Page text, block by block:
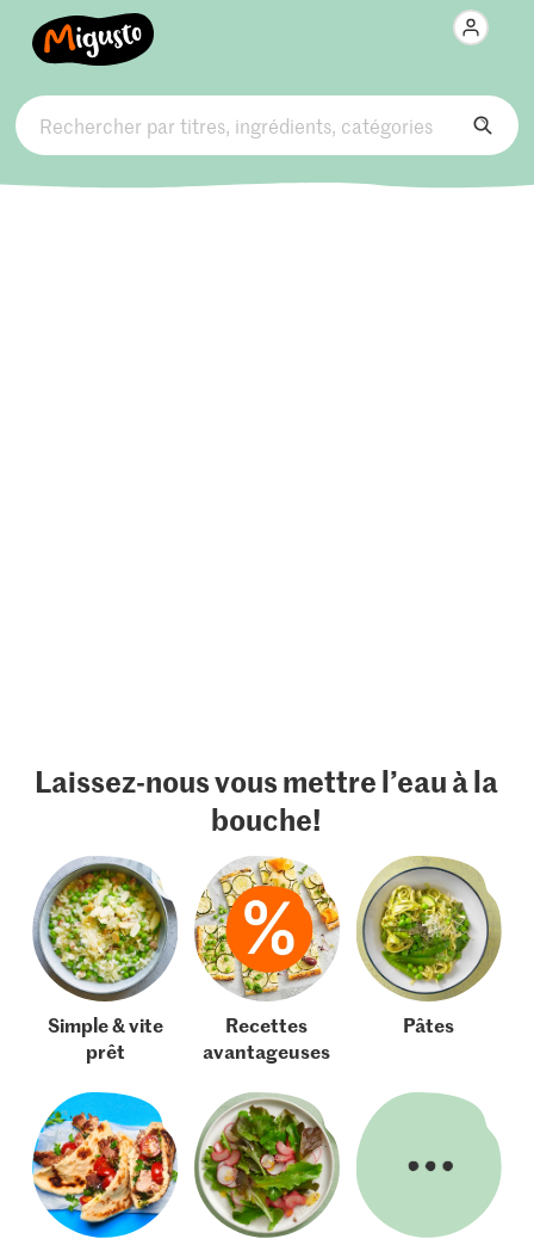
Laissez-nous vous mettre l’eau à la
bouche!
Simple & vite
prêt
Recettes
avantageuses
Pâtes